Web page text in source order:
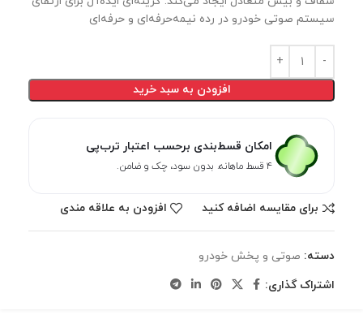
سیستم صوتی خودرو در رده نیمه‌حرفه‌ای و حرفه‌ای
افزودن به سبد خرید
امکان قسط‌بندی برحسب اعتبار ترب‌پی
۴ قسط ماهانه. بدون سود، چک و ضامن.
برای مقایسه اضافه کنید افزودن به علاقه مندی
دسته: صوتی و پخش خودرو
اشتراک گذاری: